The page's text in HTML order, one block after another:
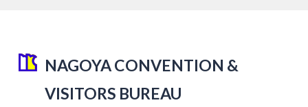
NAGOYA CONVENTION &
VISITORS BUREAU